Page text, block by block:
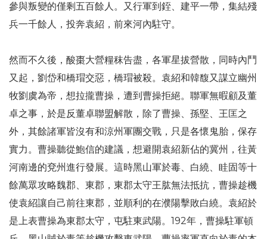
參與叛變的僅剩五百餘人。又行軍到銍、建平一帶，集結殘
兵一千餘人，投奔袁紹，前來河內駐守。
然而不久後，酸棗大營糧秣告盡，各軍星拔營散，同時內鬥
又起，劉岱和橋瑁交惡，橋瑁被殺。袁紹和韓馥又謀立幽州
牧劉虞為帝，想拉攏曹操，遭到曹操拒絕。聯軍無暇顧及董
卓之事，於是反董卓聯盟解散，除了曹操、孫堅、王匡之
外，其餘諸軍皆沒有和涼州軍團交戰，只是各懷鬼胎，保存
實力。曹操聽從鮑信的建議，想避開袁紹新佔的冀州，往黃
河南邊的兗州進行發展。這時黑山軍於毒、白繞、眭固等十
餘萬眾攻略魏郡、東郡，東郡太守王肱無法抵抗，曹操趁機
使袁紹讓自己前往東郡，並順利的在濮陽擊敗白繞。袁紹於
是上表曹操為東郡太守，屯駐東武陽。192年，曹操駐軍頓